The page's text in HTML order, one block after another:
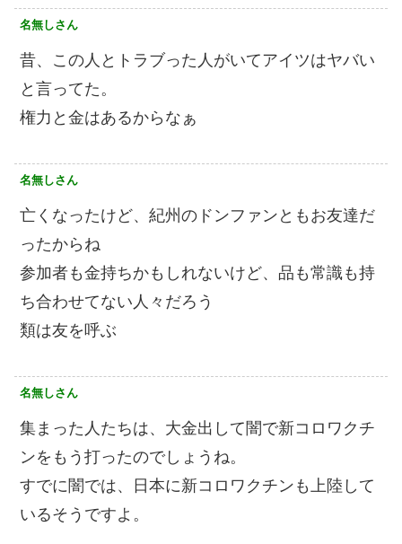
名無しさん
昔、この人とトラブった人がいてアイツはヤバい
と言ってた。
権力と金はあるからなぁ
名無しさん
亡くなったけど、紀州のドンファンともお友達だ
ったからね
参加者も金持ちかもしれないけど、品も常識も持
ち合わせてない人々だろう
類は友を呼ぶ
名無しさん
集まった人たちは、大金出して闇で新コロワクチ
ンをもう打ったのでしょうね。
すでに闇では、日本に新コロワクチンも上陸して
いるそうですよ。